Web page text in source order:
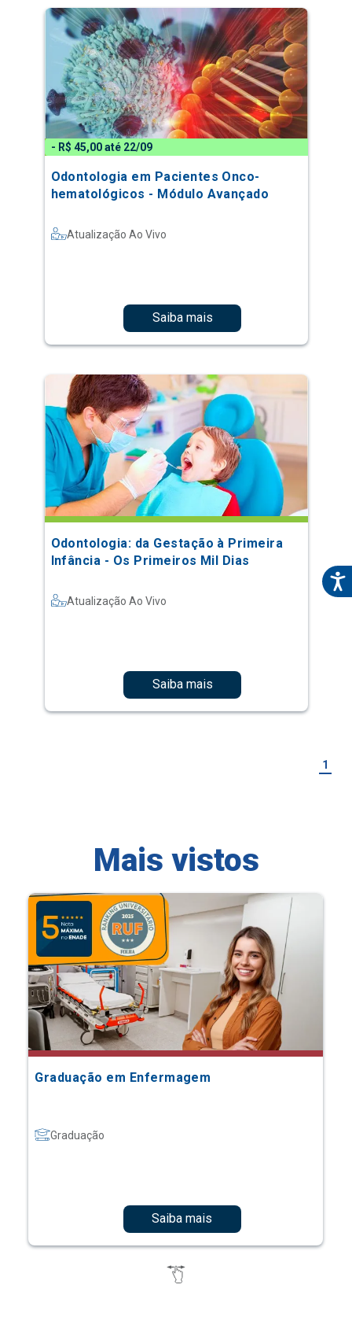
- R$ 45,00 até 22/09
Odontologia em Pacientes Onco-
hematológicos - Módulo Avançado
Atualização Ao Vivo
Saiba mais
Odontologia: da Gestação à Primeira
Infância - Os Primeiros Mil Dias
Atualização Ao Vivo
Saiba mais
1
Mais vistos
Graduação em Enfermagem
Graduação
Saiba mais